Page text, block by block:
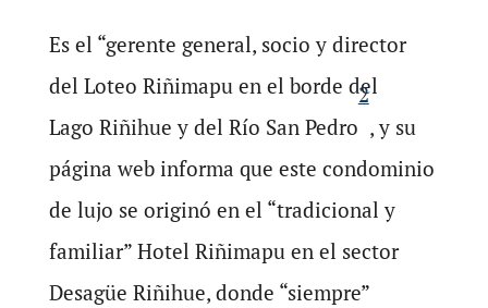
Es el “gerente general, socio y director
del Loteo Riñimapu en el borde del
Lago Riñihue y del Río San Pedro
2
, y su
página web informa que este condominio
de lujo se originó en el “tradicional y
familiar” Hotel Riñimapu en el sector
Desagüe Riñihue, donde “siempre”